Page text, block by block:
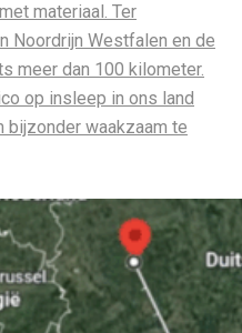
materiaal. Ter
Noordrijn Westfalen en de
meer dan 100 kilometer.
op insleep in ons land
bijzonder waakzaam te